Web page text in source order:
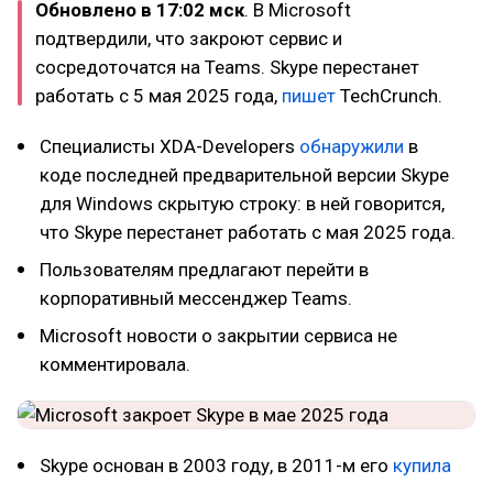
Обновлено в 17:02 мск. В Microsoft
подтвердили, что закроют сервис и
сосредоточатся на Teams. Skype перестанет
работать с 5 мая 2025 года, пишет TechCrunch.
Специалисты XDA-Developers обнаружили в
коде последней предварительной версии Skype
для Windows скрытую строку: в ней говорится,
что Skype перестанет работать с мая 2025 года.
Пользователям предлагают перейти в
корпоративный мессенджер Teams.
Microsoft новости о закрытии сервиса не
комментировала.
Skype основан в 2003 году, в 2011-м его купила